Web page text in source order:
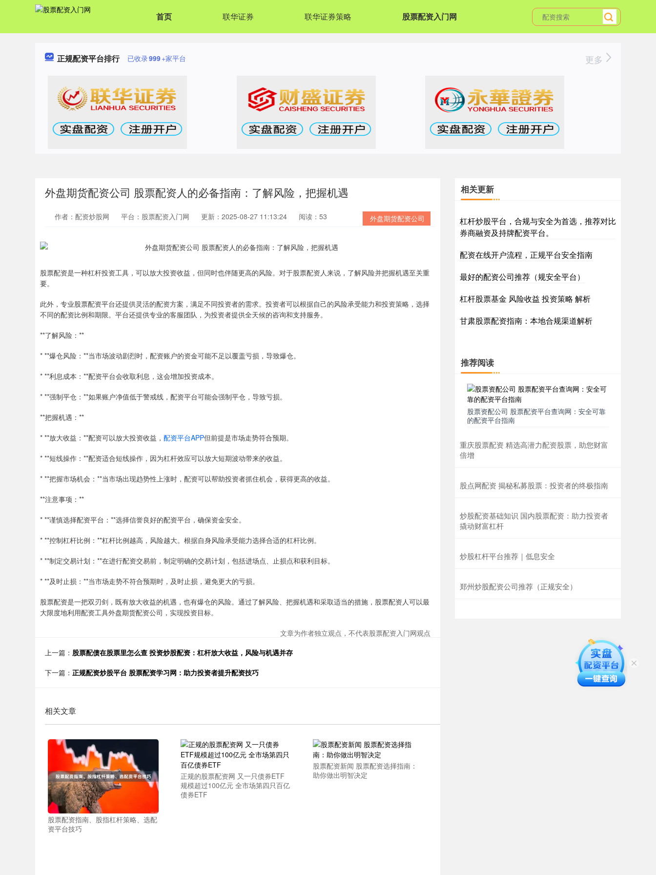
首页 联华证券 联华证券策略 股票配资入门网
正规配资平台排行 已收录999+家平台 更多
外盘期货配资公司 股票配资人的必备指南：了解风险，把握机遇
外盘期货配资公司
作者：配资炒股网 平台：股票配资入门网 更新：2025-08-27 11:13:24 阅读：53
股票配资是一种杠杆投资工具，可以放大投资收益，但同时也伴随更高的风险。对于股票配资人来说，了解风险并把握机遇至关重
要。
此外，专业股票配资平台还提供灵活的配资方案，满足不同投资者的需求。投资者可以根据自己的风险承受能力和投资策略，选择
不同的配资比例和期限。平台还提供专业的客服团队，为投资者提供全天候的咨询和支持服务。
**了解风险：**
* **爆仓风险：**当市场波动剧烈时，配资账户的资金可能不足以覆盖亏损，导致爆仓。
* **利息成本：**配资平台会收取利息，这会增加投资成本。
* **强制平仓：**如果账户净值低于警戒线，配资平台可能会强制平仓，导致亏损。
**把握机遇：**
* **放大收益：**配资可以放大投资收益， 配资平台APP但前提是市场走势符合预期。
* **短线操作：**配资适合短线操作，因为杠杆效应可以放大短期波动带来的收益。
* **把握市场机会：**当市场出现趋势性上涨时，配资可以帮助投资者抓住机会，获得更高的收益。
**注意事项：**
* **谨慎选择配资平台：**选择信誉良好的配资平台，确保资金安全。
* **控制杠杆比例：**杠杆比例越高，风险越大。根据自身风险承受能力选择合适的杠杆比例。
* **制定交易计划：**在进行配资交易前，制定明确的交易计划，包括进场点、止损点和获利目标。
* **及时止损：**当市场走势不符合预期时，及时止损，避免更大的亏损。
股票配资是一把双刃剑，既有放大收益的机遇，也有爆仓的风险。通过了解风险、把握机遇和采取适当的措施，股票配资人可以最
大限度地利用配资工具外盘期货配资公司，实现投资目标。
文章为作者独立观点，不代表股票配资入门网观点
上一篇： 股票配债在股票里怎么查 投资炒股配资：杠杆放大收益，风险与机遇并存
下一篇： 正规配资炒股平台 股票配资学习网：助力投资者提升配资技巧
相关文章
股票配资指南、股指杠杆策略、选配
资平台技巧
正规的股票配资网 又一只债券ETF
规模超过100亿元 全市场第四只百亿
债券ETF
股票配资新闻 股票配资选择指南：
助你做出明智决定
相关更新
杠杆炒股平台，合规与安全为首选，推荐对比
券商融资及持牌配资平台。
配资在线开户流程，正规平台安全指南
最好的配资公司推荐（规安全平台）
杠杆股票基金 风险收益 投资策略 解析
甘肃股票配资指南：本地合规渠道解析
推荐阅读
股票资配公司 股票配资平台查询网：安全可靠
的配资平台指南
重庆股票配资 精选高潜力配资股票，助您财富
倍增
股点网配资 揭秘私募股票：投资者的终极指南
炒股配资基础知识 国内股票配资：助力投资者
撬动财富杠杆
炒股杠杆平台推荐｜低息安全
郑州炒股配资公司推荐（正规安全）